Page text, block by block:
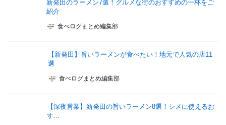
新発田のラーメン7選！グルメな街のおすすめの一杯をご
紹介
食べログまとめ編集部
【新発田】旨いラーメンが食べたい！地元で人気の店11
選
食べログまとめ編集部
【深夜営業】新発田の旨いラーメン8選！シメに使えるお
す...